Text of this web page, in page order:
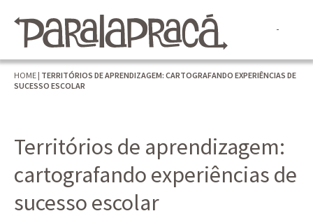
HOME | TERRITÓRIOS DE APRENDIZAGEM: CARTOGRAFANDO EXPERIÊNCIAS DE
SUCESSO ESCOLAR
Territórios de aprendizagem:
cartografando experiências de
sucesso escolar